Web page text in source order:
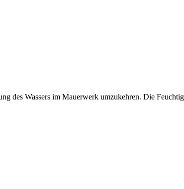
des Wassers im Mauerwerk umzukehren. Die